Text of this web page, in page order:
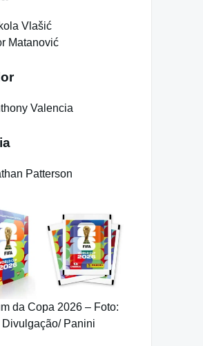
Vlašić
Matanović
Valencia
Patterson
da Copa 2026 – Foto:
Divulgação/ Panini